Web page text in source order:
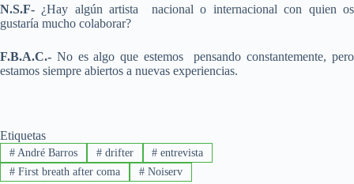
N.S.F- ¿Hay algún artista nacional o internacional con quien os
gustaría mucho colaborar?
F.B.A.C.- No es algo que estemos pensando constantemente, pero
estamos siempre abiertos a nuevas experiencias.
Etiquetas
#André Barros #drifter # entrevista
#First breath after coma #Noiserv